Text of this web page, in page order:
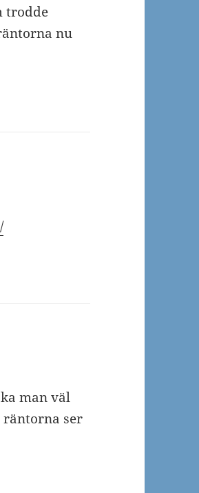
trodde
nu
man väl
räntorna ser